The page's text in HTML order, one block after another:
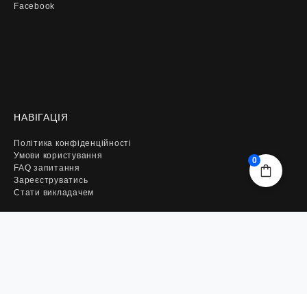
Facebook
НАВІГАЦІЯ
Політика конфіденційності
Умови користування
FAQ запитання
Зареєструватись
Стати викладачем
0